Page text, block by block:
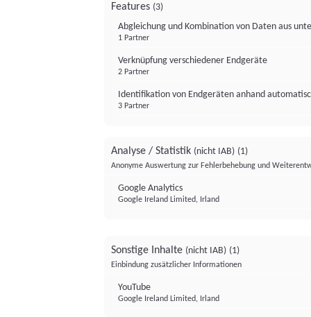
Features (3)
Abgleichung und Kombination von Daten aus
1 Partner
Verknüpfung verschiedener Endgeräte
2 Partner
Identifikation von Endgeräten anhand
3 Partner
Analyse / Statistik (nicht IAB) (1)
Anonyme Auswertung zur Fehlerbehebung und
Google Analytics
Google Ireland Limited, Irland
Sonstige Inhalte (nicht IAB) (1)
Einbindung zusätzlicher Informationen
YouTube
Google Ireland Limited, Irland